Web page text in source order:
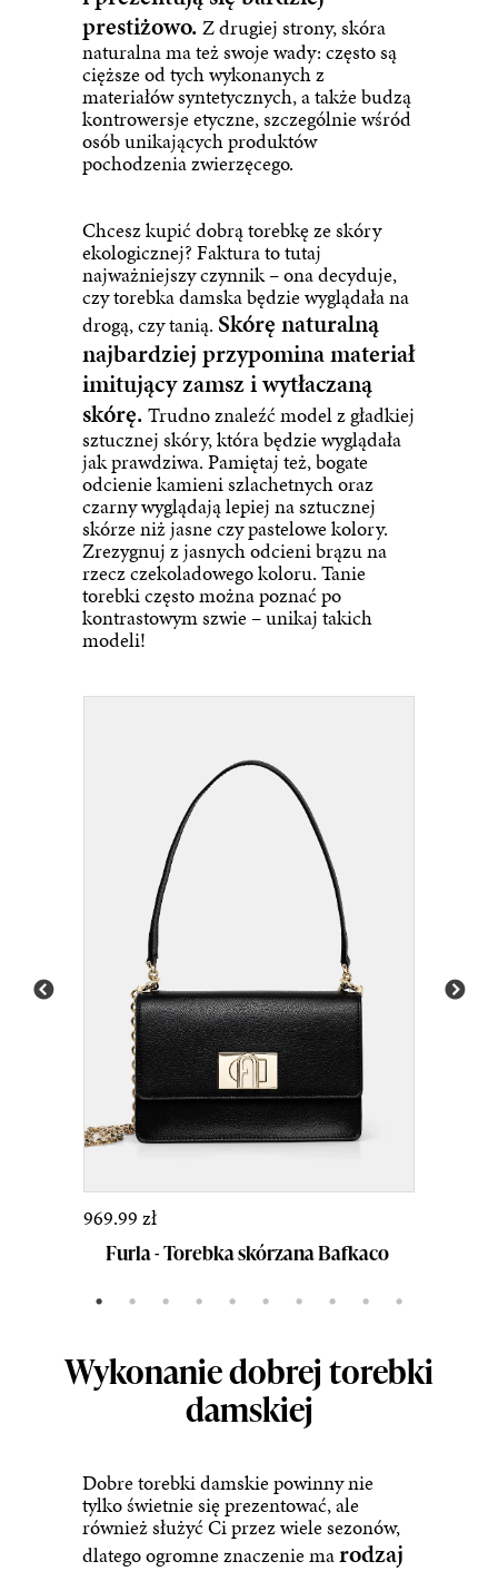
prestiżowo. Z drugiej strony, skóra
naturalna ma też swoje wady: często są
cięższe od tych wykonanych z
materiałów syntetycznych, a także budzą
kontrowersje etyczne, szczególnie wśród
osób unikających produktów
pochodzenia zwierzęcego.
Chcesz kupić dobrą torebkę ze skóry
ekologicznej? Faktura to tutaj
najważniejszy czynnik – ona decyduje,
czytorebka damskabędzie wyglądała na
drogą, czy tanią. Skórę naturalną
najbardziej przypomina materiał
imitujący zamsz i wytłaczaną
skórę. Trudno znaleźć model z gładkiej
sztucznej skóry, która będzie wyglądała
jak prawdziwa. Pamiętaj też, bogate
odcienie kamieni szlachetnych oraz
czarny wyglądają lepiej na sztucznej
skórze niż jasne czy pastelowe kolory.
Zrezygnuj z jasnych odcieni brązu na
rzecz czekoladowego koloru. Tanie
torebki często można poznać po
kontrastowym szwie – unikaj takich
modeli!
969.99 zł
Furla - Torebka skórzana Bafkaco
Wykonanie dobrej torebki
damskiej
Dobre torebki damskie powinny nie
tylko świetnie się prezentować, ale
również służyć Ci przez wiele sezonów,
dlatego ogromne znaczenie marodzaj